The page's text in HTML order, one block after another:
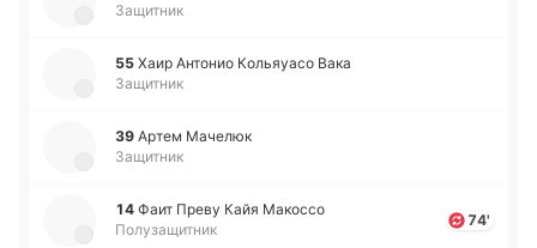
Защитник
55 Хаир Анто­нио Ко­льяуа­со Вака
Защитник
39 Артем Ма­че­люк
Защитник
14 Фаит Преву Кайя Ма­ко­ссо
Полузащитник
74'